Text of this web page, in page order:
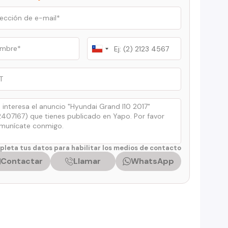
Chile
+56
tus datos para habilitar los medios de contacto
Contactar Llamar WhatsApp